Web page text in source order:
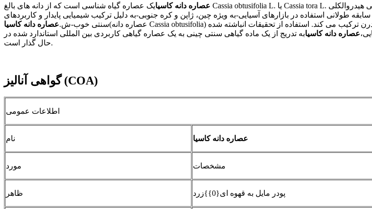
عصاره دانه کاسیایک عصاره گیاه شناسی است که از دانه های بالغ Cassia obtusifolia L. یا Cassia tora L. بدست می آید که از طریق فرآیندهایی مانند استخراج آب، استخراج الکل یا استخراج ترکیبی هیدروالکلی
سابقه طولانی استفاده در بازارهای آسیایی-به ویژه چین، ژاپن و کره جنوبی-به دلیل ترکیب شیمیایی پایدار و کاربردهای
سنتی خوب-ش.عصاره دانه کاسیا
(عصاره دانه Cassia obtusifolia) یک عنصر عصاره گیاهی است که پایه های کاربردی سنتی را با ارزش تحقیقات کاربردی مدرن ترکیب می کند. استفاده از تحقیقات انباشته شده
عصاره دانه کاسیابه تدریج از یک ماده گیاهی سنتی چینی به یک عصاره گیاهی کاربردی بین المللی استاندارد شده در
حال گذار است.
گواهی آنالیز (COA)
اطلاعات عمومی
نام عصاره دانه کاسیا
مورد مشخصات
ظاهر پودر مایل به قهوه ای{0}}زرد